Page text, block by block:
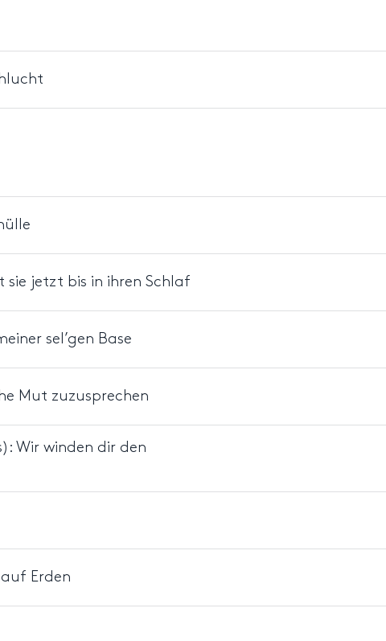
jetzt bis in ihren Schlaf
sel’gen Base
Mut zuzusprechen
Wir winden dir den
Erden